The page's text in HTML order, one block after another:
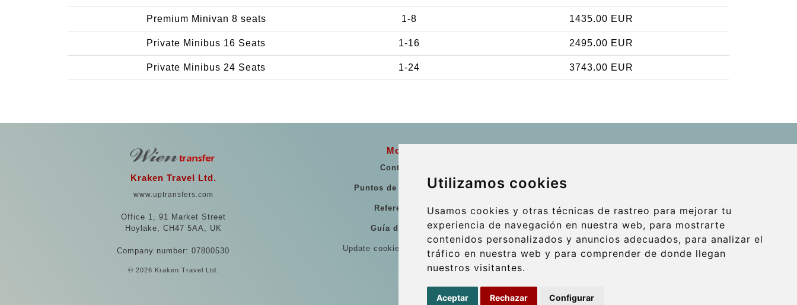
Utilizamos cookies
Usamos cookies y otras técnicas de rastreo para mejorar tu
experiencia de navegación en nuestra web, para mostrarte
contenidos personalizados y anuncios adecuados, para analizar el
tráfico en nuestra web y para comprender de donde llegan
nuestros visitantes.
Aceptar Rechazar Configurar
Premium Minivan 8 seats 1-8 1435.00 EUR
Private Minibus 16 Seats 1-16 2495.00 EUR
Private Minibus 24 Seats 1-24 3743.00 EUR
Kraken Travel Ltd.
www.uptransfers.com
Office 1, 91 Market Street
Hoylake, CH47 5AA, UK
Company number: 07800530
© 2026 Kraken Travel Ltd.
More
Contacto
Puntos de Encuentro
Referencias
Guía de viaje
Update cookies preferences